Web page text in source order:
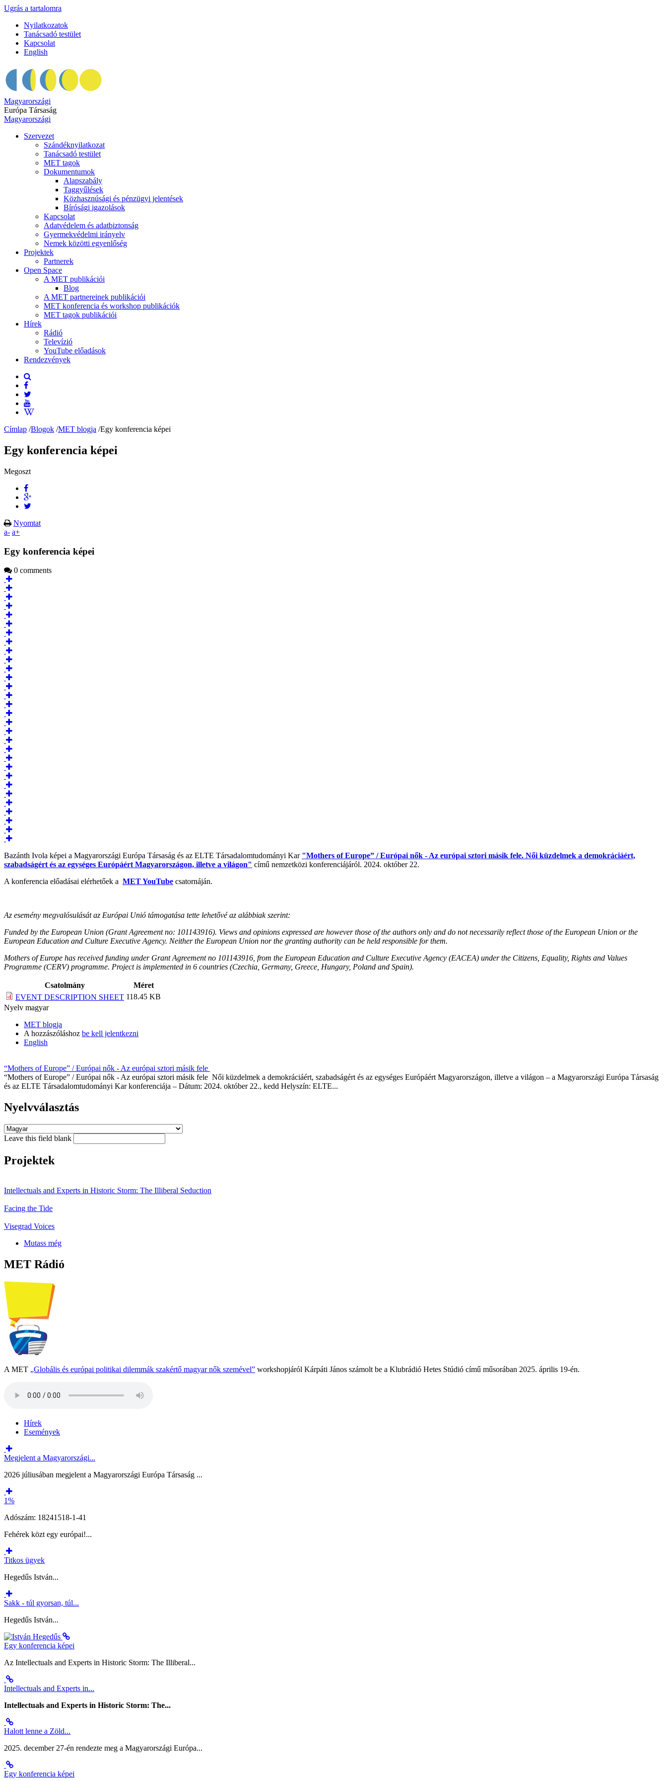
Ugrás a tartalomra
Nyilatkozatok
Tanácsadó testület
Kapcsolat
English
Magyarországi
Európa Társaság
Magyarországi
Szervezet
Szándéknyilatkozat
Tanácsadó testület
MET tagok
Dokumentumok
Alapszabály
Taggyűlések
Közhasznúsági és pénzügyi jelentések
Bírósági igazolások
Kapcsolat
Adatvédelem és adatbiztonság
Gyermekvédelmi irányelv
Nemek közötti egyenlőség
Projektek
Partnerek
Open Space
A MET publikációi
Blog
A MET partnereinek publikációi
MET konferencia és workshop publikációk
MET tagok publikációi
Hírek
Rádió
Televízió
YouTube előadások
Rendezvények
Címlap /Blogok /MET blogja /Egy konferencia képei
Egy konferencia képei
Megoszt
Nyomtat
a- a+
Egy konferencia képei
0 comments
Bazánth Ivola képei a Magyarországi Európa Társaság és az ELTE Társadalomtudományi Kar "Mothers of Europe” / Európai nők - Az európai sztori másik fele. Női küzdelmek a demokráciáért,
szabadságért és az egységes Európáért Magyarországon, illetve a világon" című nemzetközi konferenciájáról. 2024. október 22.
A konferencia előadásai elérhetőek a MET YouTube csatornáján.
Az esemény megvalósulását az Európai Unió támogatása tette lehetővé az alábbiak szerint:
Funded by the European Union (Grant Agreement no: 101143916). Views and opinions expressed are however those of the authors only and do not necessarily reflect those of the European Union or the
European Education and Culture Executive Agency. Neither the European Union nor the granting authority can be held responsible for them.
Mothers of Europe has received funding under Grant Agreement no 101143916, from the European Education and Culture Executive Agency (EACEA) under the Citizens, Equality, Rights and Values
Programme (CERV) programme. Project is implemented in 6 countries (Czechia, Germany, Greece, Hungary, Poland and Spain).
Csatolmány
Méret
EVENT DESCRIPTION SHEET 118.45 KB
Nyelv magyar
MET blogja
A hozzászóláshoz be kell jelentkezni
English
“Mothers of Europe” / Európai nők - Az európai sztori másik fele
“Mothers of Europe” / Európai nők - Az európai sztori másik fele Női küzdelmek a demokráciáért, szabadságért és az egységes Európáért Magyarországon, illetve a világon – a Magyarországi Európa Társaság
és az ELTE Társadalomtudományi Kar konferenciája – Dátum: 2024. október 22., kedd Helyszín: ELTE...
Nyelvválasztás
Leave this field blank
Projektek
Intellectuals and Experts in Historic Storm: The Illiberal Seduction
Facing the Tide
Visegrad Voices
Mutass még
MET Rádió
A MET „Globális és európai politikai dilemmák szakértő magyar nők szemével” workshopjáról Kárpáti János számolt be a Klubrádió Hetes Stúdió című műsorában 2025. április 19-én.
Hírek
Események
Megjelent a Magyarországi...
2026 júliusában megjelent a Magyarországi Európa Társaság ...
1%
Adószám: 18241518-1-41
Fehérek közt egy európai!...
Titkos ügyek
Hegedűs István...
Sakk - túl gyorsan, túl...
Hegedűs István...
Egy konferencia képei
Az Intellectuals and Experts in Historic Storm: The Illiberal...
Intellectuals and Experts in...
Intellectuals and Experts in Historic Storm: The...
Halott lenne a Zöld...
2025. december 27-én rendezte meg a Magyarországi Európa...
Egy konferencia képei